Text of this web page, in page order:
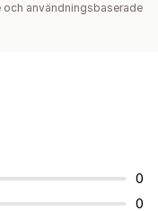
och användningsbaserade
0
0